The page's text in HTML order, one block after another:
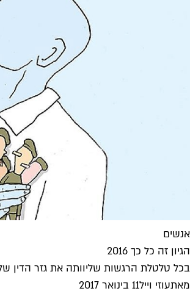
אנשים
הגיון זה כל כך 2016
בכל טלטלת הרגשות שליוותה את גזר הדין
מאתעוזי וייל11 בינואר 2017